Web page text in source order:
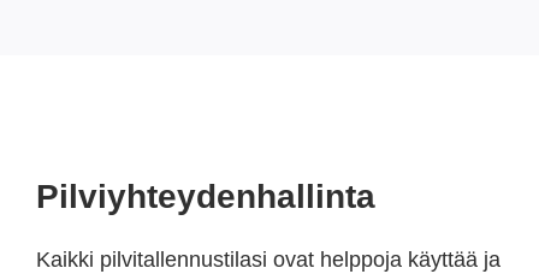
Pilviyhteydenhallinta
Kaikki pilvitallennustilasi ovat helppoja käyttää ja